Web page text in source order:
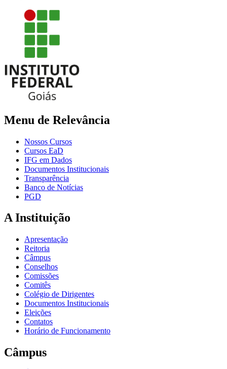
Menu de Relevância
Nossos Cursos
Cursos EaD
IFG em Dados
Documentos Institucionais
Transparência
Banco de Notícias
PGD
A Instituição
Apresentação
Reitoria
Câmpus
Conselhos
Comissões
Comitês
Colégio de Dirigentes
Documentos Institucionais
Eleições
Contatos
Horário de Funcionamento
Câmpus